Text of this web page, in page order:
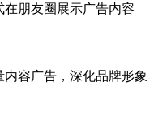
朋友圈展示广告内容
容广告，深化品牌形象